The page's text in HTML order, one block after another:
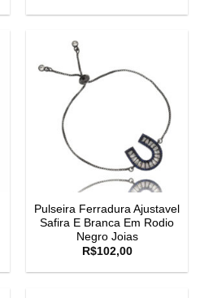
Pulseira Ferradura Ajustavel
Safira E Branca Em Rodio
Negro Joias
R$102,00